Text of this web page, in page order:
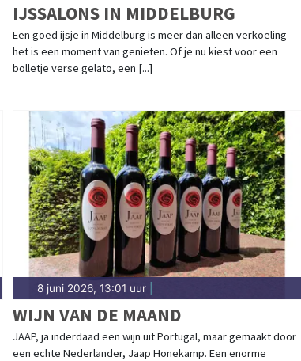
IJSSALONS IN MIDDELBURG
Een goed ijsje in Middelburg is meer dan alleen verkoeling -
het is een moment van genieten. Of je nu kiest voor een
bolletje verse gelato, een [...]
8 juni 2026, 13:01 uur|
WIJN VAN DE MAAND
JAAP, ja inderdaad een wijn uit Portugal, maar gemaakt door
een echte Nederlander, Jaap Honekamp. Een enorme